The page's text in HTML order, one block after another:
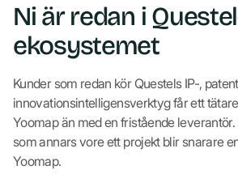
Ni är redan i
ekosystemet
Kunder som redan kör Questels IP-,
innovationsintelligensverktyg får ett
Yoomap än med en fristående
som annars vore ett projekt blir snarare
Yoomap.